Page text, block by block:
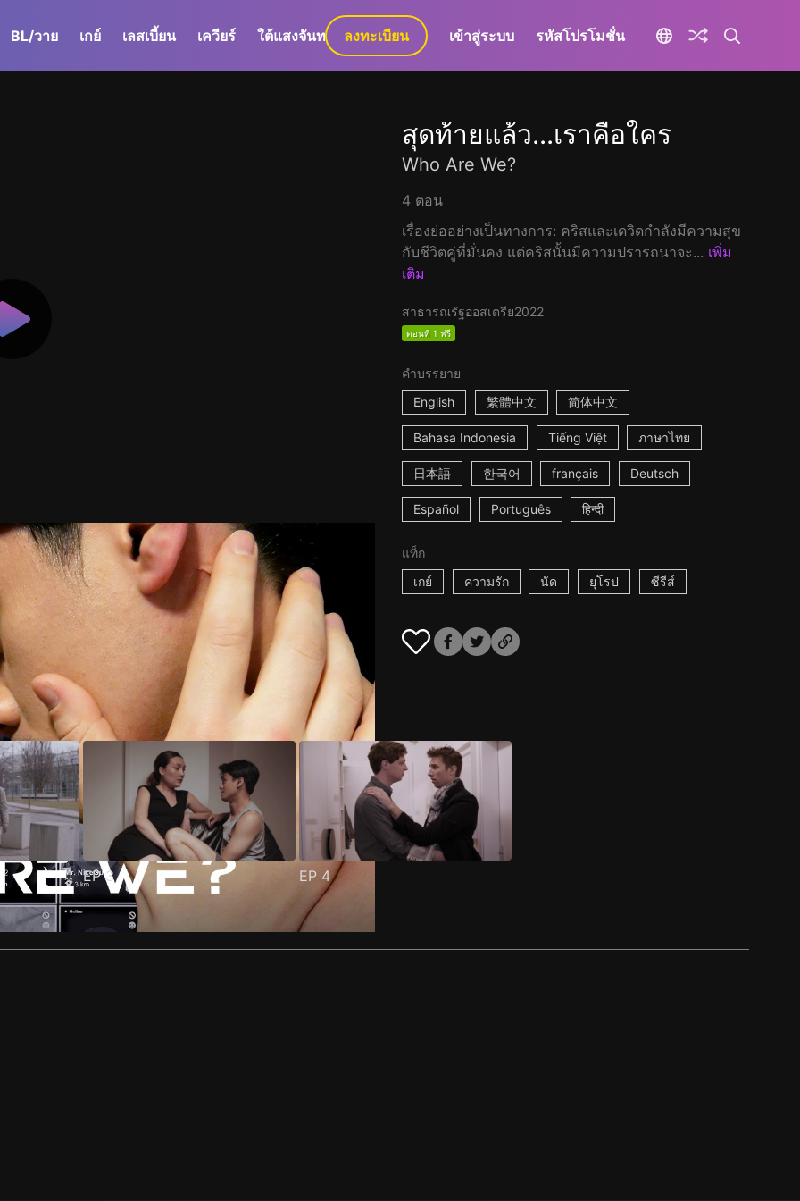
BL/วาย เกย์ เลสเบี้ยน เควียร์ ใต้แสงจันทร์ GaLa+
ลงทะเบียน เข้าสู่ระบบ รหัสโปรโมชั่น
สุดท้ายแล้ว...เราคือใคร
Who Are We?
4 ตอน
เรื่องย่ออย่างเป็นทางการ: คริสและเดวิดกำลังมีความสุข
กับชีวิตคู่ที่มั่นคง แต่คริสนั้นมีความปรารถนาจะ... เพิ่ม
เติม
สาธารณรัฐออสเตรีย2022
ตอนที่ 1 ฟรี
คำบรรยาย
English
繁體中文 简体中文
Bahasa Indonesia Tiếng Việt ภาษาไทย
日本語 한국어 français Deutsch
Español Português हिन्दी
แท็ก
เกย์
ความรัก นัด ยุโรป ซีรีส์
EP3 EP 4